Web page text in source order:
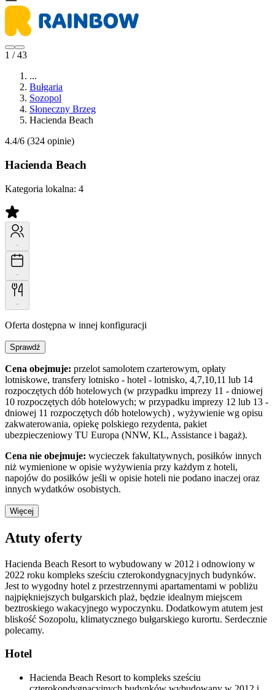
1 / 43
...
Bułgaria
Sozopol
Słoneczny Brzeg
Hacienda Beach
4.4/6 (324 opinie)
Hacienda Beach
Kategoria lokalna: 4
-
-
-
Oferta dostępna w innej konfiguracji
Sprawdź
Cena obejmuje: przelot samolotem czarterowym, opłaty
lotniskowe, transfery lotnisko - hotel - lotnisko, 4,7,10,11 lub 14
rozpoczętych dób hotelowych (w przypadku imprezy 11 - dniowej
10 rozpoczętych dób hotelowych; w przypadku imprezy 12 lub 13 -
dniowej 11 rozpoczętych dób hotelowych) , wyżywienie wg opisu
zakwaterowania, opiekę polskiego rezydenta, pakiet
ubezpieczeniowy TU Europa (NNW, KL, Assistance i bagaż).
Cena nie obejmuje: wycieczek fakultatywnych, posiłków innych
niż wymienione w opisie wyżywienia przy każdym z hoteli,
napojów do posiłków jeśli w opisie hoteli nie podano inaczej oraz
innych wydatków osobistych.
Więcej
Atuty oferty
Hacienda Beach Resort to wybudowany w 2012 i odnowiony w
2022 roku kompleks sześciu czterokondygnacyjnych budynków.
Jest to wygodny hotel z przestrzennymi apartamentami w pobliżu
najpiękniejszych bułgarskich plaż, będzie idealnym miejscem
beztroskiego wakacyjnego wypoczynku. Dodatkowym atutem jest
bliskość Sozopolu, klimatycznego bułgarskiego kurortu. Serdecznie
polecamy.
Hotel
Hacienda Beach Resort to kompleks sześciu